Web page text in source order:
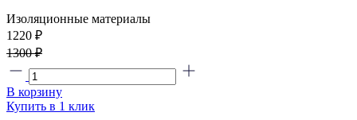
Изоляционные материалы
1220 ₽
1300 ₽
В корзину
Купить в 1 клик